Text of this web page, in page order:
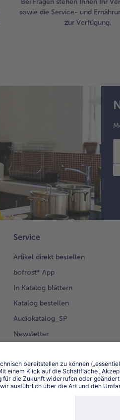
sowie die Service- und
zur Verfügung.
Service
Artikel direkt bestellen
bofrost* App
In Katalog blättern
Katalog bestellen
Audiokatalog_SP
Newsletter